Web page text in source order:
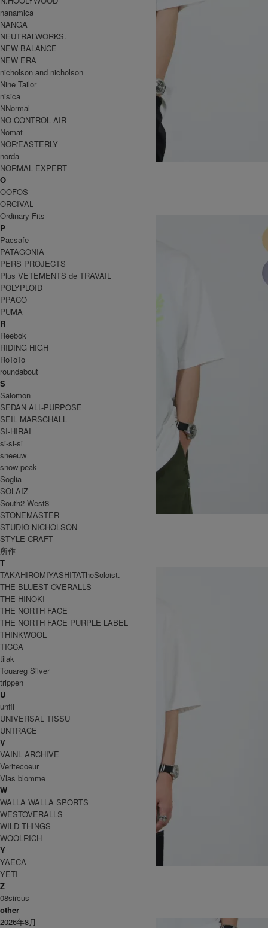
ONE POINT LOGO TEE
4,950円(税込)
GRAMICCI
グラミチ
RUNNING MAN TEE
7,700円(税込) 6,160円(税込)
GRAMICCI
グラミチ
TURTLE TEE
7,700円(税込)
GRAMICCI
グラミチ
nanamica
NANGA
NEUTRALWORKS.
NEW BALANCE
NEW ERA
nicholson and nicholson
Nine Tailor
nisica
NNormal
NO CONTROL AIR
Nomat
NOR'EASTERLY
norda
NORMAL EXPERT
O
OOFOS
ORCIVAL
Ordinary Fits
P
Pacsafe
PATAGONIA
PERS PROJECTS
Plus VETEMENTS de TRAVAIL
POLYPLOID
PPACO
PUMA
R
Reebok
RIDING HIGH
RoToTo
roundabout
S
Salomon
SEDAN ALL-PURPOSE
SEIL MARSCHALL
SI-HIRAI
si-si-si
sneeuw
snow peak
Soglia
SOLAIZ
South2 West8
STONEMASTER
STUDIO NICHOLSON
STYLE CRAFT
所作
T
TAKAHIROMIYASHITATheSoloist.
THE BLUEST OVERALLS
THE HINOKI
THE NORTH FACE
THE NORTH FACE PURPLE LABEL
THINKWOOL
TICCA
tilak
Touareg Silver
trippen
U
unfil
UNIVERSAL TISSU
UNTRACE
V
VAINL ARCHIVE
Veritecoeur
Vlas blomme
W
WALLA WALLA SPORTS
WESTOVERALLS
WILD THINGS
WOOLRICH
Y
YAECA
YETI
Z
08sircus
other
2026年8月